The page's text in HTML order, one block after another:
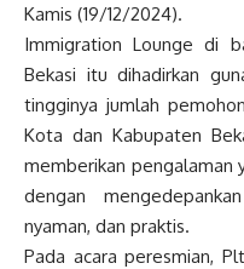
Kamis (19/12/2024).
Immigration Lounge di
Bekasi itu dihadirkan
tingginya jumlah
Kota dan Kabupaten
memberikan pengalaman
dengan
nyaman, dan praktis.
Pada acara peresmian,